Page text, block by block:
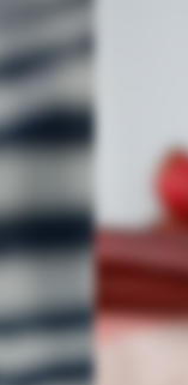
bald
sich im Umbau
erreichbar.